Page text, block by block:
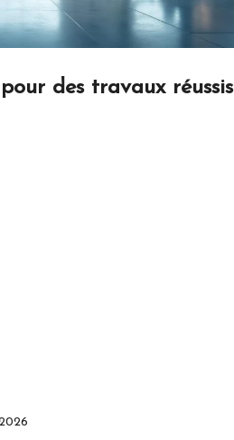
des travaux réussis